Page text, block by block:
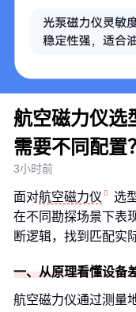
航空磁力仪选
需要不同配置？
3小时前
面对航空磁力仪
选
在不同勘探场景下表
断逻辑，找到匹配实
一、从原理看懂设备
航空磁力仪通过测量